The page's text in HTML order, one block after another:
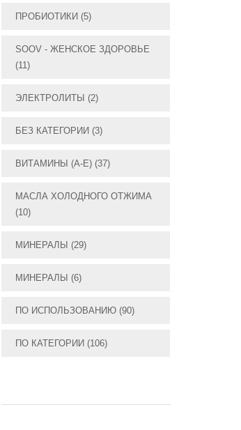
ПРОБИОТИКИ (5)
SOOV - ЖЕНСКОЕ ЗДОРОВЬЕ
(11)
ЭЛЕКТРОЛИТЫ (2)
БЕЗ КАТЕГОРИИ (3)
ВИТАМИНЫ (А-E) (37)
МАСЛА ХОЛОДНОГО ОТЖИМА
(10)
МИНЕРАЛЫ (29)
МИНЕРАЛЫ (6)
ПО ИСПОЛЬЗОВАНИЮ (90)
ПО КАТЕГОРИИ (106)